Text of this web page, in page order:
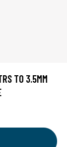
TO 3.5MM